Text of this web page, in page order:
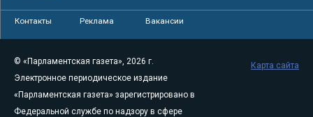
Контакты Реклама Вакансии
© «Парламентская газета», 2026 г.
Электронное периодическое издание
«Парламентская газета» зарегистрировано в
Федеральной службе по надзору в сфере
Карта сайта